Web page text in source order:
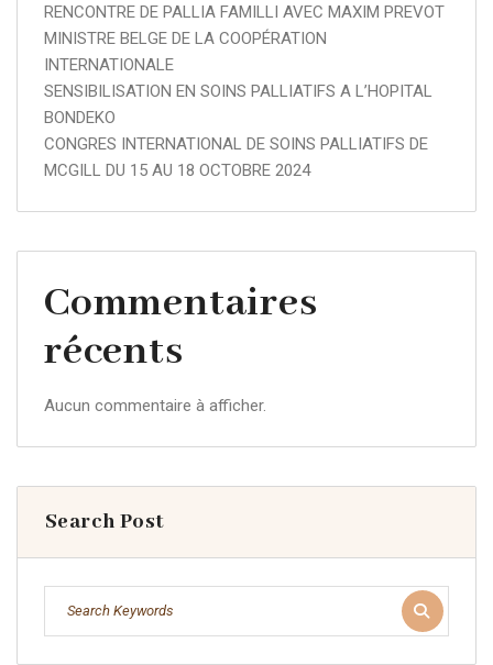
RENCONTRE DE PALLIA FAMILLI AVEC MAXIM PREVOT
MINISTRE BELGE DE LA COOPÉRATION
INTERNATIONALE
SENSIBILISATION EN SOINS PALLIATIFS A L’HOPITAL
BONDEKO
CONGRES INTERNATIONAL DE SOINS PALLIATIFS DE
MCGILL DU 15 AU 18 OCTOBRE 2024
Commentaires
récents
Aucun commentaire à afficher.
Search Post